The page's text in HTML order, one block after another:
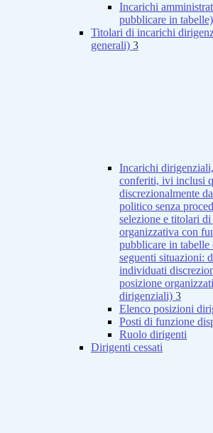
Incarichi
pubblicare in tabelle)
Titolari di incarichi
generali) 3
Incarichi
conferiti, ivi inclusi
discrezionalmente
politico senza
selezione e titolari
organizzativa con
pubblicare in tabelle
seguenti situazioni:
individuati
posizione
dirigenziali) 3
Elenco posizioni
Posti di funzione
Ruolo dirigenti
Dirigenti cessati